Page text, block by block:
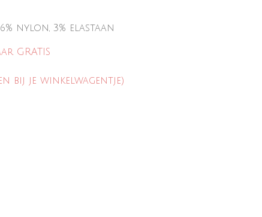
nylon, 3% elastaan
GRATIS
bij je winkelwagentje)